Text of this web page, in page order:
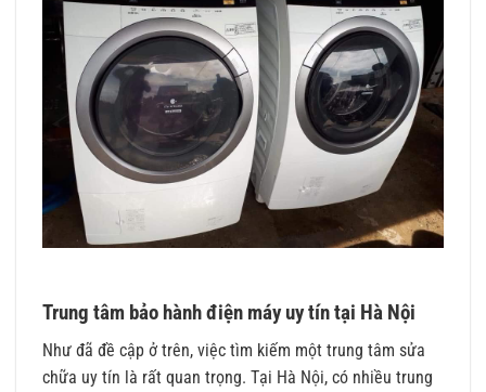
Trung tâm bảo hành điện máy uy tín tại Hà Nội
Như đã đề cập ở trên, việc tìm kiếm một trung tâm sửa
chữa uy tín là rất quan trọng. Tại Hà Nội, có nhiều trung